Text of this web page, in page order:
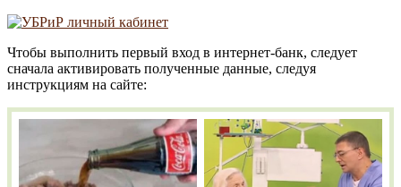
Чтобы выполнить первый вход в интернет-банк, следует
сначала активировать полученные данные, следуя
инструкциям на сайте: